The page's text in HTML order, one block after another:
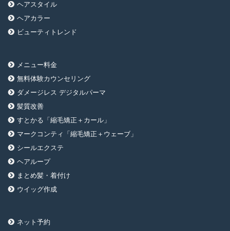
ヘアスタイル
ヘアカラー
ビューティトレンド
メニュー料金
無料体験カウンセリング
ダメージレス デジタルパーマ
髪質改善
すとかる「縮毛矯正＋カール」
マークコンティ「縮毛矯正＋ウェーブ」
シールエクステ
ヘアループ
まとめ髪・着付け
ウイッグ作成
ネット予約